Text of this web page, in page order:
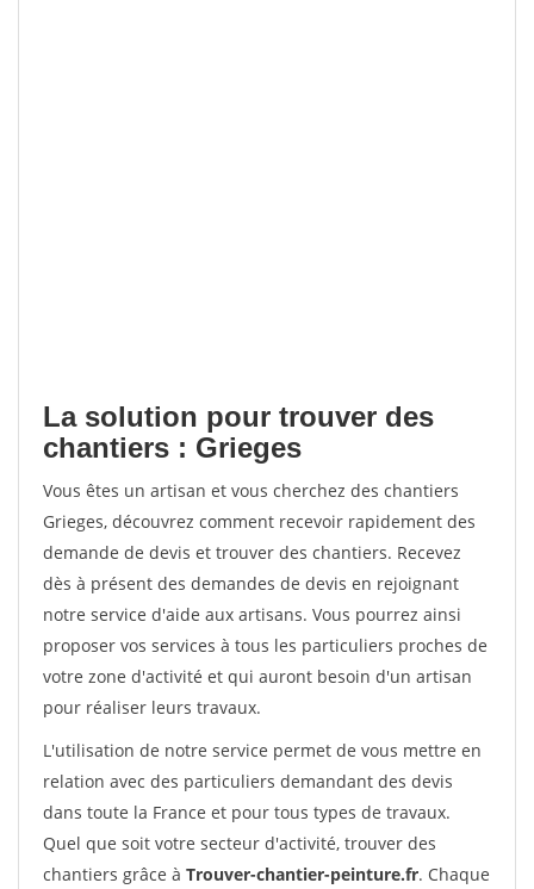
La solution pour trouver des
chantiers : Grieges
Vous êtes un artisan et vous cherchez des chantiers
Grieges, découvrez comment recevoir rapidement des
demande de devis et trouver des chantiers. Recevez
dès à présent des demandes de devis en rejoignant
notre service d'aide aux artisans. Vous pourrez ainsi
proposer vos services à tous les particuliers proches de
votre zone d'activité et qui auront besoin d'un artisan
pour réaliser leurs travaux.
L'utilisation de notre service permet de vous mettre en
relation avec des particuliers demandant des devis
dans toute la France et pour tous types de travaux.
Quel que soit votre secteur d'activité, trouver des
chantiers grâce à Trouver-chantier-peinture.fr. Chaque